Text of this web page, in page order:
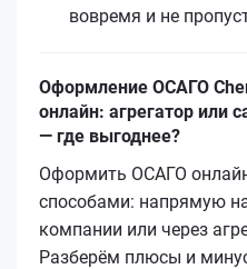
вовремя и не
Оформление ОСАГО
онлайн: агрегатор или
— где выгоднее?
Оформить ОСАГО
способами: напрямую
компании или через
Разберём плюсы и